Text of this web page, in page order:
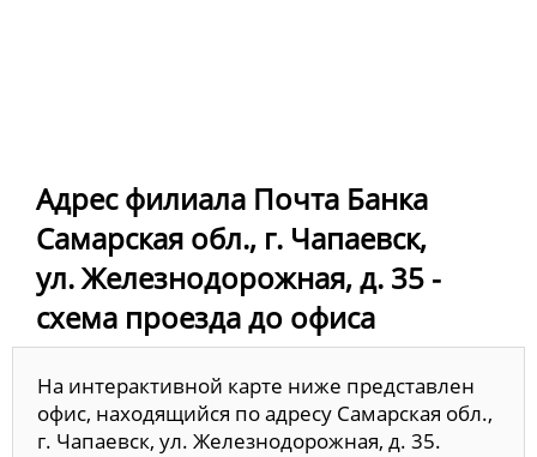
Адрес филиала Почта Банка
Самарская обл., г. Чапаевск,
ул. Железнодорожная, д. 35 -
схема проезда до офиса
На интерактивной карте ниже представлен
офис, находящийся по адресу Самарская обл.,
г. Чапаевск, ул. Железнодорожная, д. 35.